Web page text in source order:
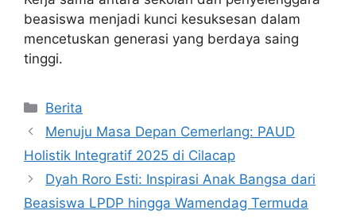
beasiswa menjadi kunci kesuksesan dalam
mencetuskan generasi yang berdaya saing
tinggi.
Kategori
Berita
Menuju Masa Depan Cemerlang: PAUD
Holistik Integratif 2025 di Cilacap
Dyah Roro Esti: Inspirasi Anak Bangsa dari
Beasiswa LPDP hingga Wamendag Termuda